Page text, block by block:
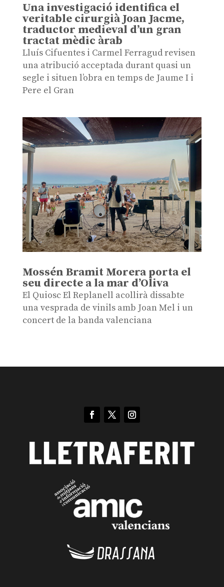
Una investigació identifica el
veritable cirurgià Joan Jacme,
traductor medieval d’un gran
tractat mèdic àrab
Lluís Cifuentes i Carmel Ferragud revisen
una atribució acceptada durant quasi un
segle i situen l’obra en temps de Jaume I i
Pere el Gran
Mossén Bramit Morera porta el
seu directe a la mar d’Oliva
El Quiosc El Replanell acollirà dissabte
una vesprada de vinils amb Joan Mel i un
concert de la banda valenciana